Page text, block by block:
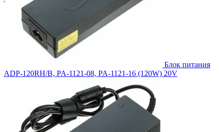
Блок питания
ADP-120RH/B, PA-1121-08, PA-1121-16 (120W) 20V